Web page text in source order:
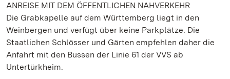
ANREISE MIT DEM ÖFFENTLICHEN NAHVERKEHR
Die Grabkapelle auf dem Württemberg liegt in den
Weinbergen und verfügt über keine Parkplätze. Die
Staatlichen Schlösser und Gärten empfehlen daher die
Anfahrt mit den Bussen der Linie 61 der VVS ab
Untertürkheim.